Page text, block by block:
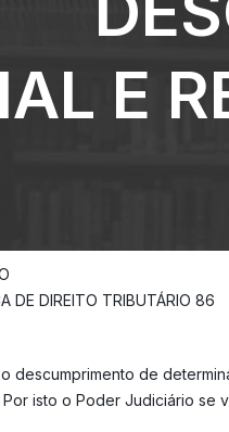
E
DE DIREITO TRIBUTÁRIO 86
descumprimento de
isto o Poder Judiciário